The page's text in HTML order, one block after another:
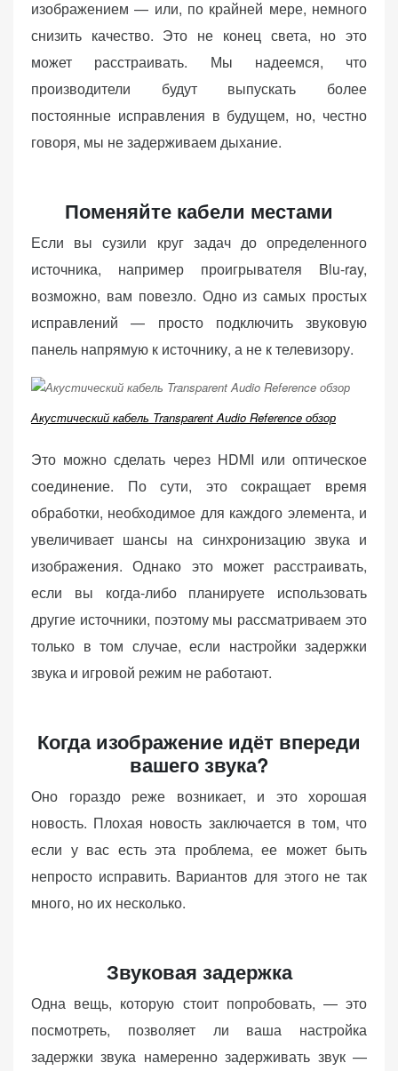
изображением — или, по крайней мере, немного
снизить качество. Это не конец света, но это
может расстраивать. Мы надеемся, что
производители будут выпускать более
постоянные исправления в будущем, но, честно
говоря, мы не задерживаем дыхание.
Поменяйте кабели местами
Если вы сузили круг задач до определенного
источника, например проигрывателя Blu-ray,
возможно, вам повезло. Одно из самых простых
исправлений — просто подключить звуковую
панель напрямую к источнику, а не к телевизору.
Акустический кабель Transparent Audio Reference обзор
Это можно сделать через HDMI или оптическое
соединение. По сути, это сокращает время
обработки, необходимое для каждого элемента, и
увеличивает шансы на синхронизацию звука и
изображения. Однако это может расстраивать,
если вы когда-либо планируете использовать
другие источники, поэтому мы рассматриваем это
только в том случае, если настройки задержки
звука и игровой режим не работают.
Когда изображение идёт впереди
вашего звука?
Оно гораздо реже возникает, и это хорошая
новость. Плохая новость заключается в том, что
если у вас есть эта проблема, ее может быть
непросто исправить. Вариантов для этого не так
много, но их несколько.
Звуковая задержка
Одна вещь, которую стоит попробовать, — это
посмотреть, позволяет ли ваша настройка
задержки звука намеренно задерживать звук —